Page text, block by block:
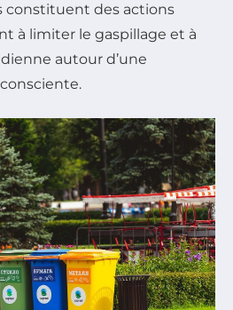
constituent des actions
à limiter le gaspillage et à
autour d’une